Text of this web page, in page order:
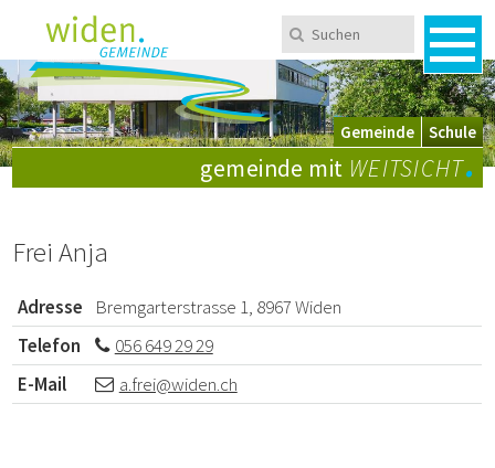
Navigieren in Widen
Schnellnavigation
Metanavigation
Suchbegriff
Suchen
Mobile Navigation
Wechsel zwischen Gemeinde und Schule Gemeinde Schule
gemeinde mit WEITSICHT.
Frei Anja
Adresse
Bremgarterstrasse 1, 8967 Widen
Telefon
056 649 29 29
E-Mail
a.frei@widen.ch